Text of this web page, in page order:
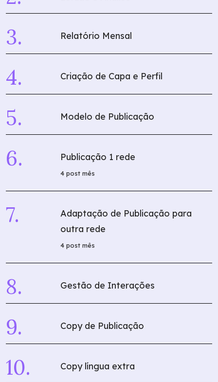
Relatório Mensal
Criação de Capa e Perfil
Modelo de Publicação
Publicação 1 rede
4 post mês
Adaptação de Publicação para
outra rede
4 post mês
Gestão de Interações
Copy de Publicação
Copy língua extra